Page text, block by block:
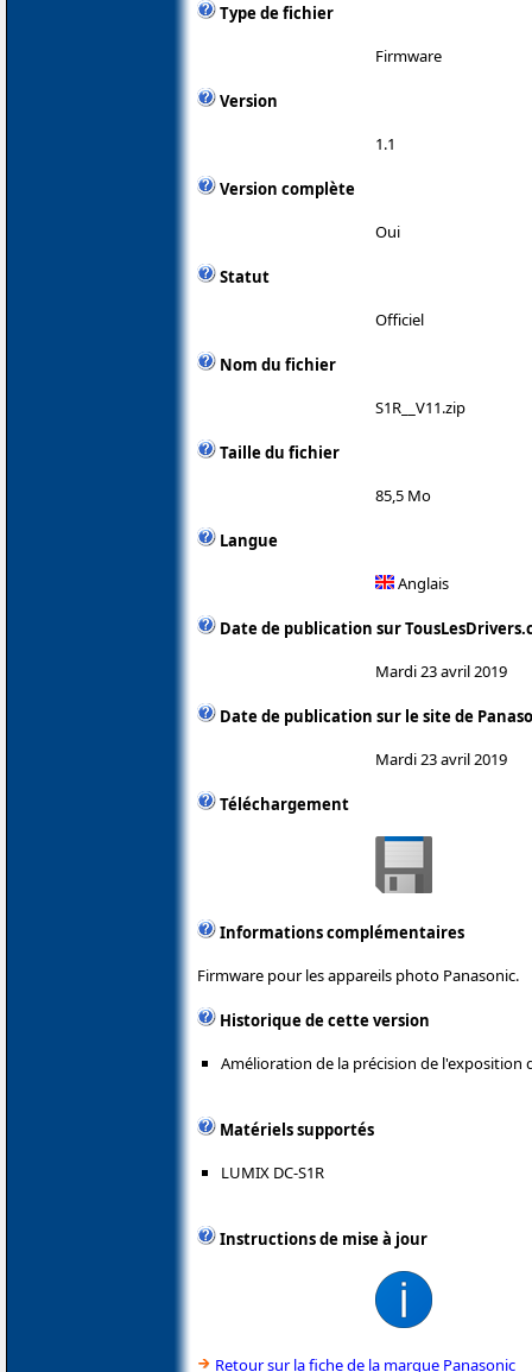
Type de fichier
Firmware
Version
1.1
Version complète
Oui
Statut
Officiel
Nom du fichier
S1R__V11.zip
Taille du fichier
85,5 Mo
Langue
Anglais
Date de publication sur
Mardi 23 avril 2019
Date de publication sur le site de
Mardi 23 avril 2019
Téléchargement
Informations complémentaires
Firmware pour les appareils photo Panasonic.
Historique de cette version
Amélioration de la précision de l'exposition
Matériels supportés
LUMIX DC-S1R
Instructions de mise à jour
Retour sur la fiche de la marque Panasonic